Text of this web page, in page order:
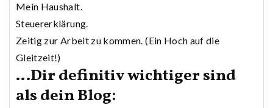
Mein Haushalt.
Steuererklärung.
Zeitig zur Arbeit zu kommen. (Ein Hoch auf die
Gleitzeit!)
…Dir definitiv wichtiger sind
als dein Blog: